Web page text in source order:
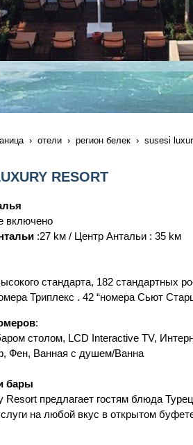
отели регион белек susesi̇
RESORT
включено
:27 kм / Центр Антальи : 35 kм
стандарта, 182 стандартных
Триплекс . 42 “номера Сьют
:
столом, LCD Interactive TV,
Фен, Ванная с душем/Ванна
бары
Resort предлагает гостям блюда
на любой вкус в открытом